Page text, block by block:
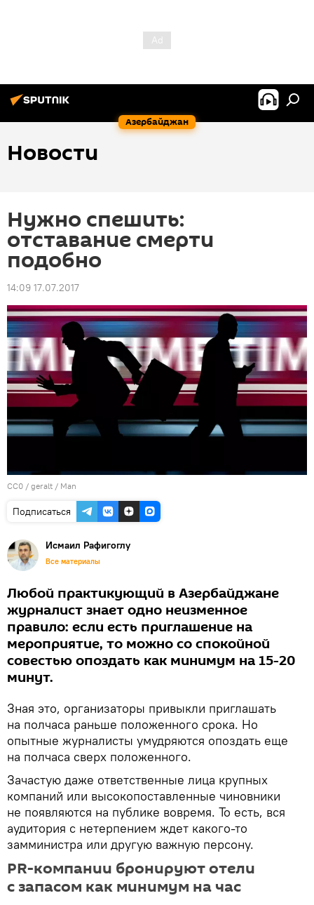
Азербайджан
Новости
Нужно спешить:
отставание смерти
подобно
14:09 17.07.2017
CC0 / geralt / Man
Подписаться
Исмаил Рафигоглу
Все материалы
Любой практикующий в Азербайджане
журналист знает одно неизменное
правило: если есть приглашение на
мероприятие, то можно со спокойной
совестью опоздать как минимум на 15-20
минут.
Зная это, организаторы привыкли приглашать
на полчаса раньше положенного срока. Но
опытные журналисты умудряются опоздать еще
на полчаса сверх положенного.
Зачастую даже ответственные лица крупных
компаний или высокопоставленные чиновники
не появляются на публике вовремя. То есть, вся
аудитория с нетерпением ждет какого-то
замминистра или другую важную персону.
PR-компании бронируют отели
с запасом как минимум на час